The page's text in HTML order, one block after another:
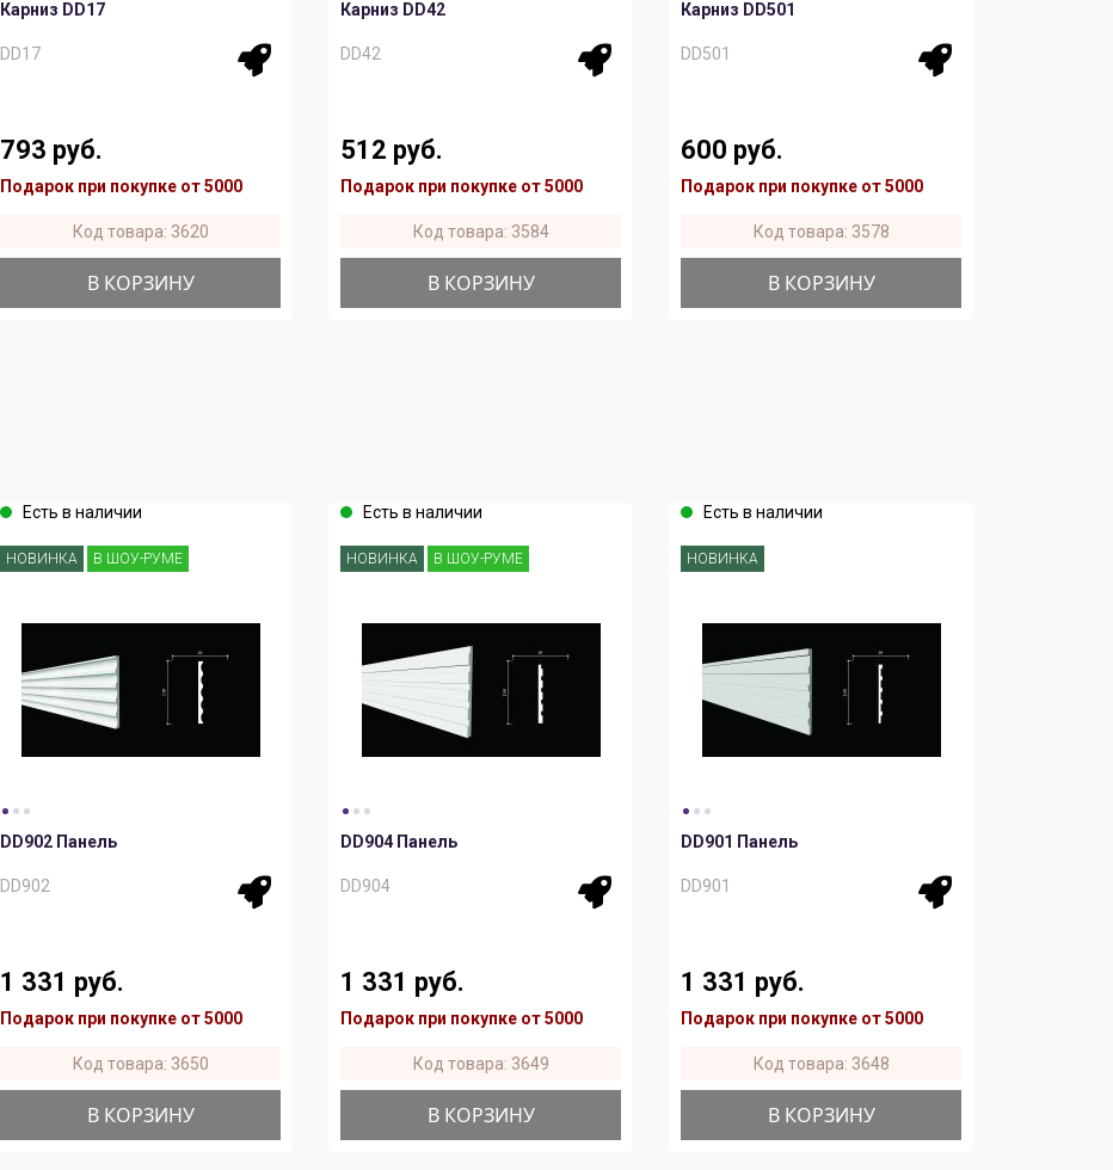
Карниз DD17
DD17
793 руб.
Подарок при покупке от 5000
Код товара: 3620
В КОРЗИНУ
Карниз DD42
DD42
512 руб.
Подарок при покупке от 5000
Код товара: 3584
В КОРЗИНУ
Карниз DD501
DD501
600 руб.
Подарок при покупке от 5000
Код товара: 3578
В КОРЗИНУ
Есть в наличии
НОВИНКА В ШОУ-РУМЕ
DD902 Панель
DD902
1 331 руб.
Подарок при покупке от 5000
Код товара: 3650
В КОРЗИНУ
Есть в наличии
НОВИНКА В ШОУ-РУМЕ
DD904 Панель
DD904
1 331 руб.
Подарок при покупке от 5000
Код товара: 3649
В КОРЗИНУ
Есть в наличии
НОВИНКА
DD901 Панель
DD901
1 331 руб.
Подарок при покупке от 5000
Код товара: 3648
В КОРЗИНУ